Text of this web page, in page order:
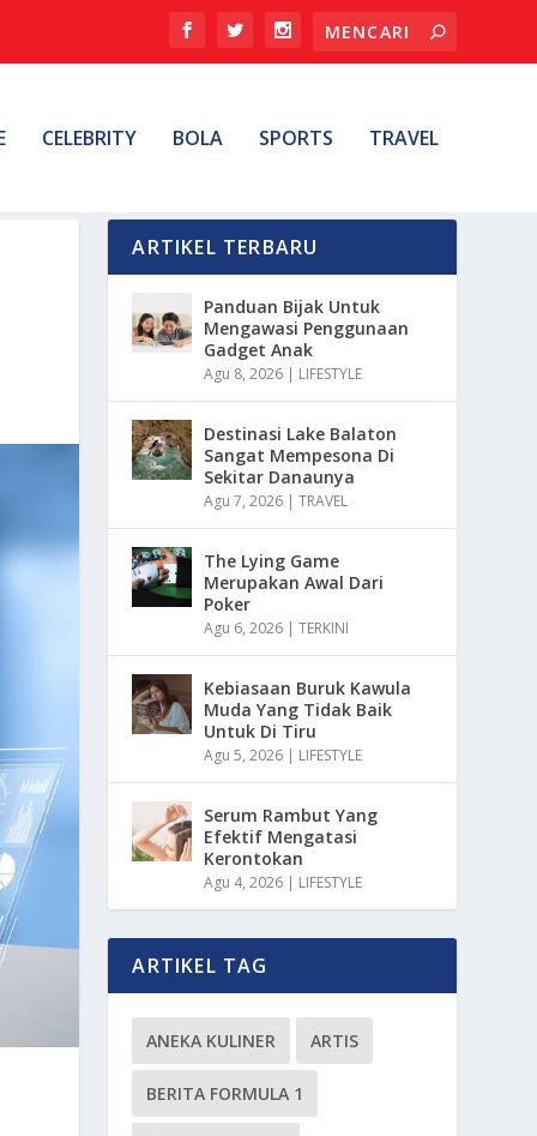
CELEBRITY BOLA SPORTS TRAVEL
ARTIKEL TERBARU
Panduan Bijak Untuk
Mengawasi Penggunaan
Gadget Anak
Agu 8, 2026 | LIFESTYLE
Destinasi Lake Balaton
Sangat Mempesona Di
Sekitar Danaunya
Agu 7, 2026 |TRAVEL
The Lying Game
Merupakan Awal Dari
Poker
Agu 6, 2026 |TERKINI
Kebiasaan Buruk Kawula
Muda Yang Tidak Baik
Untuk Di Tiru
Agu 5, 2026 | LIFESTYLE
Serum Rambut Yang
Efektif Mengatasi
Kerontokan
Agu 4, 2026 | LIFESTYLE
ARTIKEL TAG
ANEKA KULINER ARTIS
BERITA FORMULA 1